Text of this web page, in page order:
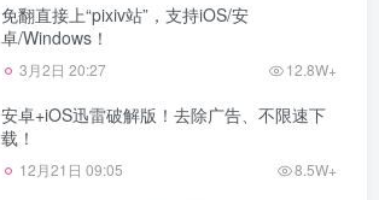
免翻直接上“pixiv站”，支持iOS/安
卓/Windows！
3月2日 20:27 12.8W+
安卓+iOS迅雷破解版！去除广告、不限速下
载！
12月21日 09:05 8.5W+